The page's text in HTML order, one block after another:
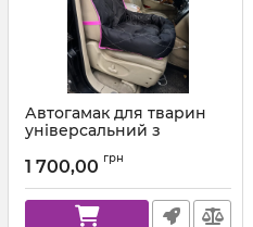
Автогамак для тварин
універсальний з
Малинова стропа
1 700,00 грн